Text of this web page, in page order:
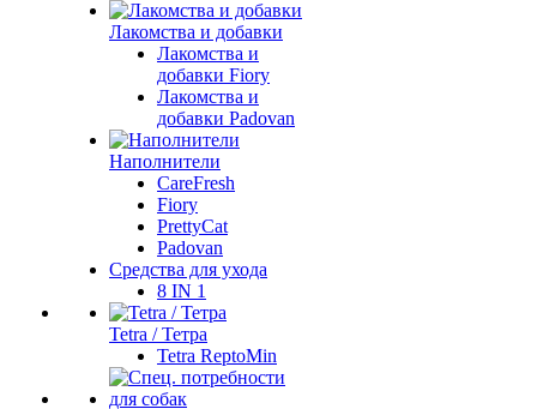
Лакомства и добавки
Лакомства и
добавки Fiory
Лакомства и
добавки Padovan
Наполнители
CareFresh
Fiory
PrettyCat
Padovan
Средства для ухода
8 IN 1
Tetra / Тетра
Tetra ReptoMin